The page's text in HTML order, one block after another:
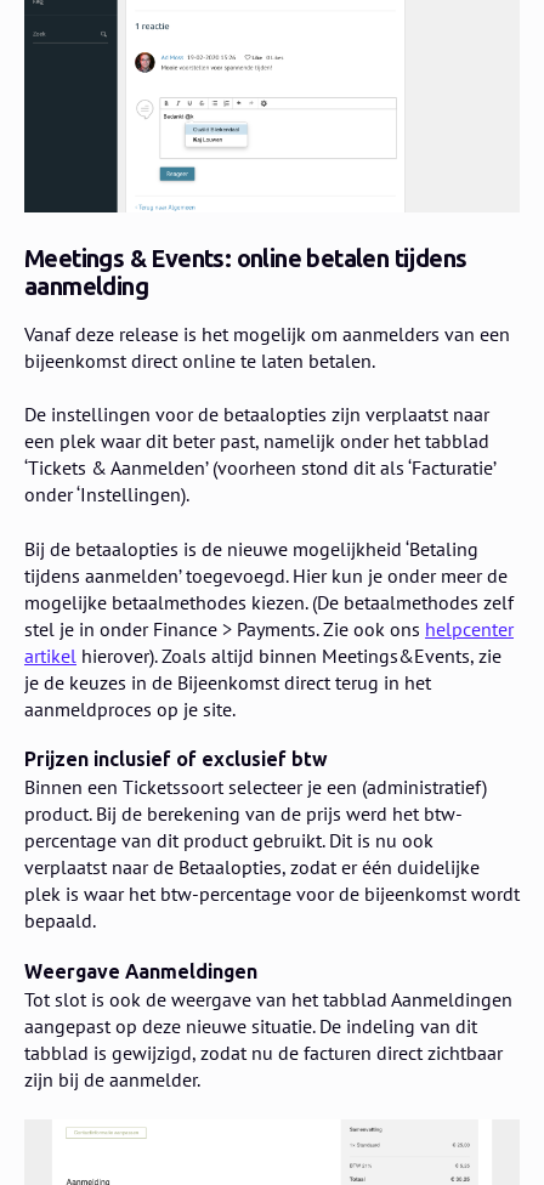
Meetings & Events: online betalen tijdens
aanmelding
Vanaf deze release is het mogelijk om aanmelders van een
bijeenkomst direct online te laten betalen.
De instellingen voor de betaalopties zijn verplaatst naar
een plek waar dit beter past, namelijk onder het tabblad
‘Tickets & Aanmelden’ (voorheen stond dit als ‘Facturatie’
onder ‘Instellingen).
Bij de betaalopties is de nieuwe mogelijkheid ‘Betaling
tijdens aanmelden’ toegevoegd. Hier kun je onder meer de
mogelijke betaalmethodes kiezen. (De betaalmethodes zelf
stel je in onder Finance > Payments. Zie ook ons helpcenter
artikel hierover). Zoals altijd binnen Meetings&Events, zie
je de keuzes in de Bijeenkomst direct terug in het
aanmeldproces op je site.
Prijzen inclusief of exclusief btw
Binnen een Ticketssoort selecteer je een (administratief)
product. Bij de berekening van de prijs werd het btw-
percentage van dit product gebruikt. Dit is nu ook
verplaatst naar de Betaalopties, zodat er één duidelijke
plek is waar het btw-percentage voor de bijeenkomst wordt
bepaald.
Weergave Aanmeldingen
Tot slot is ook de weergave van het tabblad Aanmeldingen
aangepast op deze nieuwe situatie. De indeling van dit
tabblad is gewijzigd, zodat nu de facturen direct zichtbaar
zijn bij de aanmelder.